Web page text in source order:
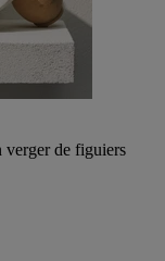
verger de figuiers